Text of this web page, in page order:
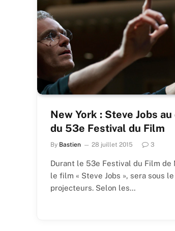
New York : Steve Jobs
du 53e Festival du Film
By Bastien 28 juillet 2015 3
Durant le 53e Festival du Film de
le film « Steve Jobs », sera sous
projecteurs. Selon les…